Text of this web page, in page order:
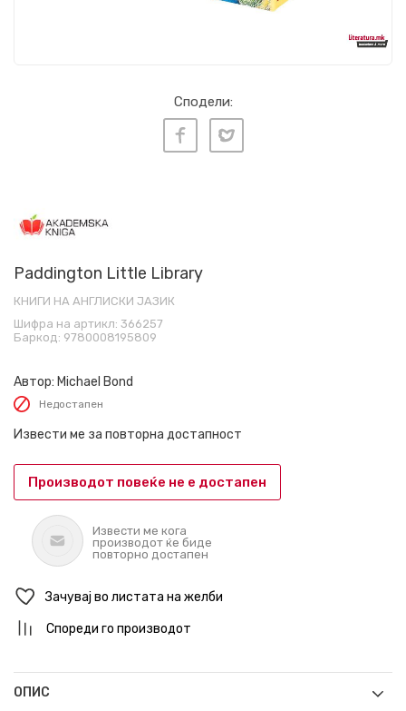
Сподели:
Paddington Little Library
КНИГИ НА АНГЛИСКИ ЈАЗИК
Шифра на артикл: 366257
Баркод: 9780008195809
Автор: Michael Bond
Недостапен
Извести ме за повторна достапност
Производот повеќе не е достапен
Извести ме кога
производот ќе биде
повторно достапен
Зачувај во листата на желби
Спореди го производот
ОПИС